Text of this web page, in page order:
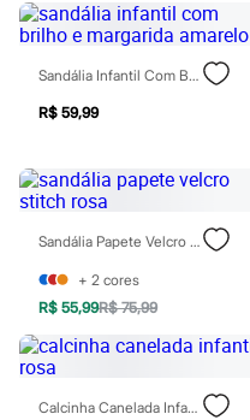
Dia dos Pais
Inverno
Roupas
Bermudas
Camisas
Camisetas e Regatas
Casacos e Jaquetas
Jeans
Polos
Acessórios
Bolsas e Mochilas
Chapéus e Bonés
Cintos
Carteiras
Óculos
Relógios
Calçados
Sandália Infantil Com Brilho E Margarida Amarelo
R$ 59,99
Sandália Papete Velcro Stitch Rosa
+ 2 cores
R$ 55,99R$ 75,99
Calcinha Canelada Infantil Rosa